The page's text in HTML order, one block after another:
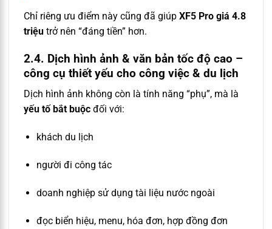
Chỉ riêng ưu điểm này cũng đã giúp XF5 Pro giá 4.8
triệu trở nên “đáng tiền” hơn.
2.4. Dịch hình ảnh & văn bản tốc độ cao –
công cụ thiết yếu cho công việc & du lịch
Dịch hình ảnh không còn là tính năng “phụ”, mà là
yếu tố bắt buộc đối với:
khách du lịch
người đi công tác
doanh nghiệp sử dụng tài liệu nước ngoài
đọc biển hiệu, menu, hóa đơn, hợp đồng đơn